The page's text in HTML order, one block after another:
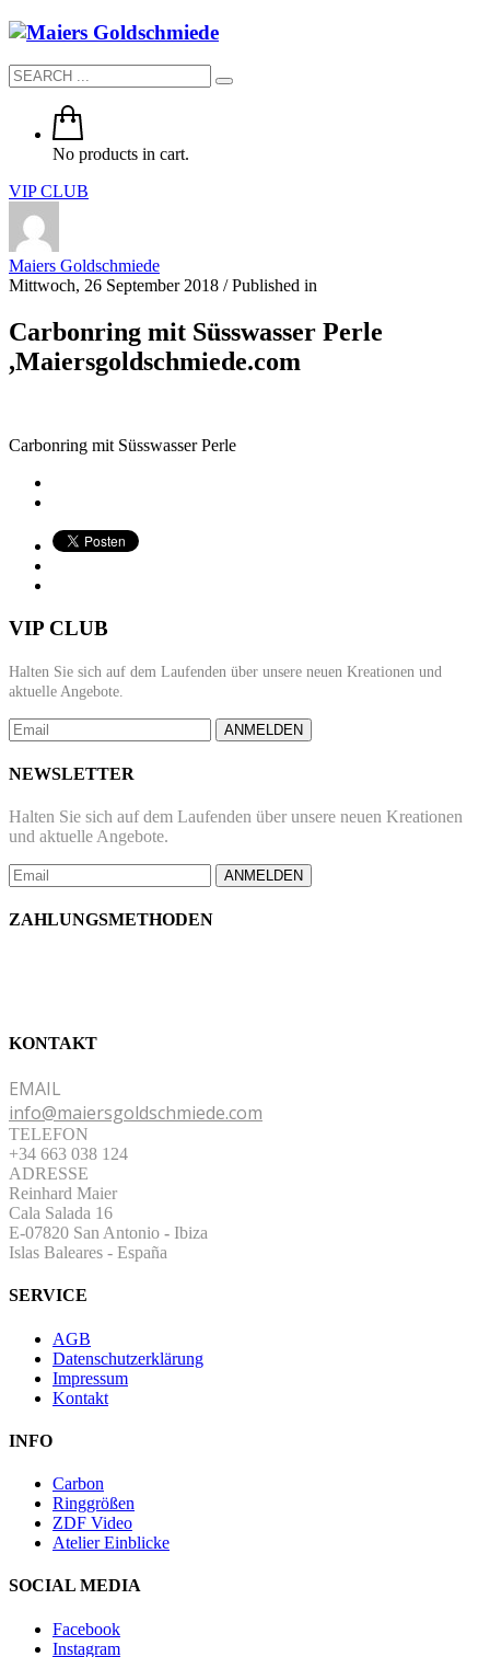
No products in cart.
VIP CLUB
Maiers Goldschmiede
Mittwoch, 26 September 2018 /Published in
Carbonring mit Süsswasser Perle
,Maiersgoldschmiede.com
Carbonring mit Süsswasser Perle
VIP CLUB
Halten Sie sich auf dem Laufenden über unsere neuen Kreationen und
aktuelle Angebote.
ANMELDEN
NEWSLETTER
Halten Sie sich auf dem Laufenden über unsere neuen Kreationen
und aktuelle Angebote.
ANMELDEN
ZAHLUNGSMETHODEN
KONTAKT
EMAIL
info@maiersgoldschmiede.com
TELEFON
+34 663 038 124
ADRESSE
Reinhard Maier
Cala Salada 16
E-07820 San Antonio - Ibiza
Islas Baleares - España
SERVICE
AGB
Datenschutzerklärung
Impressum
Kontakt
INFO
Carbon
Ringgrößen
ZDF Video
Atelier Einblicke
SOCIAL MEDIA
Facebook
Instagram